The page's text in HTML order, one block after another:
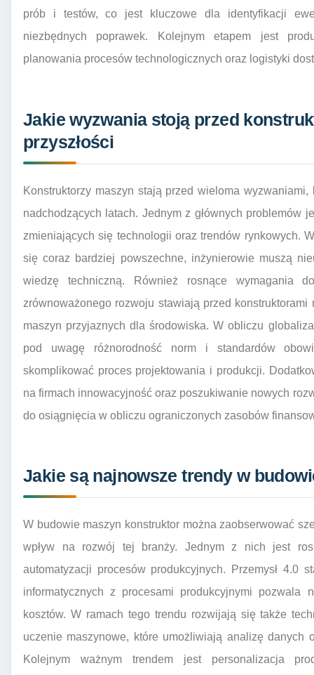
prób i testów, co jest kluczowe dla identyfikacji
niezbędnych poprawek. Kolejnym etapem jest
planowania procesów technologicznych oraz logistyki
Jakie wyzwania stoją przed
przyszłości
Konstruktorzy maszyn stają przed wieloma
nadchodzących latach. Jednym z głównych problemów
zmieniających się technologii oraz trendów rynkowych.
się coraz bardziej powszechne, inżynierowie muszą
wiedzę techniczną. Również rosnące wymagania
zrównoważonego rozwoju stawiają przed
maszyn przyjaznych dla środowiska. W obliczu
pod uwagę różnorodność norm i standardów
skomplikować proces projektowania i produkcji.
na firmach innowacyjność oraz poszukiwanie nowych
do osiągnięcia w obliczu ograniczonych zasobów
Jakie są najnowsze trendy w
W budowie maszyn konstruktor można zaobserwować
wpływ na rozwój tej branży. Jednym z nich jest
automatyzacji procesów produkcyjnych. Przemysł 4.0
informatycznych z procesami produkcyjnymi pozwala
kosztów. W ramach tego trendu rozwijają się także
uczenie maszynowe, które umożliwiają analizę danych
Kolejnym ważnym trendem jest personalizacja